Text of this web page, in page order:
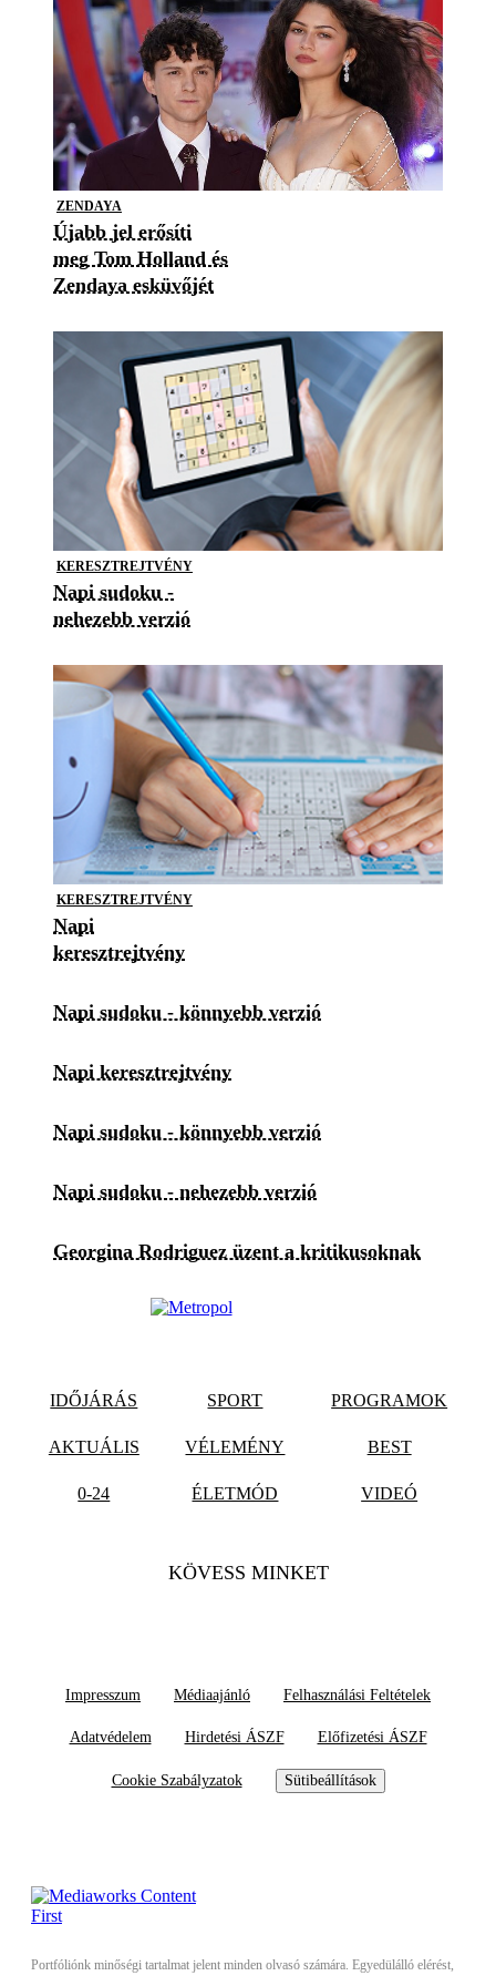
ZENDAYA
Újabb jel erősíti
meg Tom Holland és
Zendaya esküvőjét
KERESZTREJTVÉNY
Napi sudoku -
nehezebb verzió
KERESZTREJTVÉNY
Napi
keresztrejtvény
Napi sudoku - könnyebb verzió
Napi keresztrejtvény
Napi sudoku - könnyebb verzió
Napi sudoku - nehezebb verzió
Georgina Rodriguez üzent a kritikusoknak
IDŐJÁRÁS SPORT PROGRAMOK
AKTUÁLIS VÉLEMÉNY BEST
0-24 ÉLETMÓD VIDEÓ
KÖVESS MINKET
Impresszum Médiaajánló Felhasználási Feltételek
Adatvédelem Hirdetési ÁSZF Előfizetési ÁSZF
Cookie Szabályzatok Sütibeállítások
Portfóliónk minőségi tartalmat jelent minden olvasó számára. Egyedülálló elérést,